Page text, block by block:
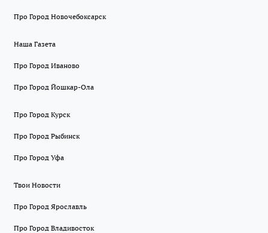
Про Город Новочебоксарск
Наша Газета
Про Город Иваново
Про Город Йошкар-Ола
Про Город Курск
Про Город Рыбинск
Про Город Уфа
Твои Новости
Про Город Ярославль
Про Город Владивосток